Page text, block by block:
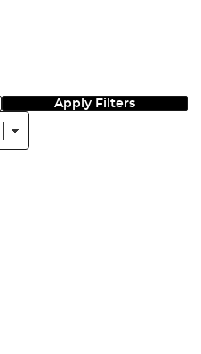
Apply Filters